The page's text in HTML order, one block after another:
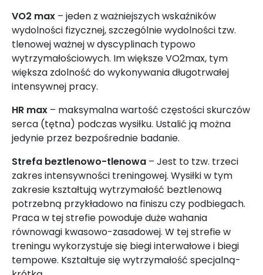
VO2 max – jeden z ważniejszych wskaźników
wydolności fizycznej, szczególnie wydolności tzw.
tlenowej ważnej w dyscyplinach typowo
wytrzymałościowych. Im większe VO2max, tym
większa zdolność do wykonywania długotrwałej
intensywnej pracy.
HR max – maksymalna wartość częstości skurczów
serca (tętna) podczas wysiłku. Ustalić ją można
jedynie przez bezpośrednie badanie.
Strefa beztlenowo-tlenowa – Jest to tzw. trzeci
zakres intensywności treningowej. Wysiłki w tym
zakresie kształtują wytrzymałość beztlenową
potrzebną przykładowo na finiszu czy podbiegach.
Praca w tej strefie powoduje duże wahania
równowagi kwasowo-zasadowej. W tej strefie w
treningu wykorzystuje się biegi interwałowe i biegi
tempowe. Kształtuje się wytrzymałość specjalną-